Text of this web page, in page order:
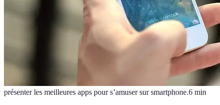
présenter les meilleures apps pour s’amuser sur smartphone.6 min